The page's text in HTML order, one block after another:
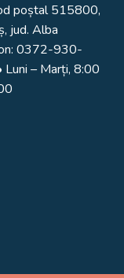
poștal 515800,
jud. Alba
0372-930-
Luni – Marți, 8:00